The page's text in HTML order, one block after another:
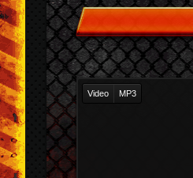
Batalhas
Video MP3